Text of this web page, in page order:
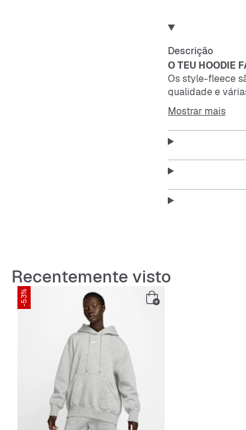
Descrição
O TEU HOODIE
Os style-fleece
qualidade e
grande para um
hoodie que
Ombros caídos e
grande.
A bainha chega
favorito para
Ribetes mais
Mais detalhes
Mostrar mais
Recentemente visto
-53%